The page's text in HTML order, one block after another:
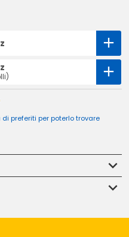
preferiti per poterlo trovare